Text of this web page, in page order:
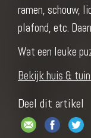
ramen, schouw,
plafond, etc.
Wat een leuke
Bekijk huis &
Deel dit artikel